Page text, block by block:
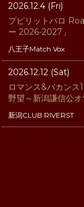
2026.12.4 (Fri)
プピリットパロ
ー 2026-2027」
八王子Match Vox
2026.12.12 (Sat)
ロマンス&バカンス
野望～新潟謙信公オ
新潟CLUB RIVERST